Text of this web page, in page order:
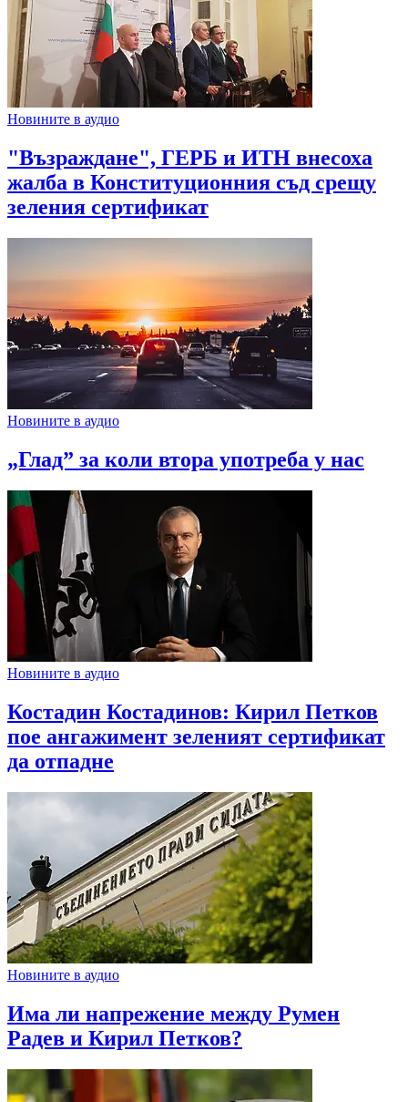
Новините в аудио
"Възраждане", ГЕРБ и ИТН внесоха
жалба в Конституционния съд срещу
зеления сертификат
Новините в аудио
„Глад” за коли втора употреба у нас
Новините в аудио
Костадин Костадинов: Кирил Петков
пое ангажимент зеленият сертификат
да отпадне
Новините в аудио
Има ли напрежение между Румен
Радев и Кирил Петков?